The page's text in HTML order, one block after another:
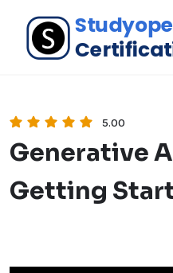
5.00
Generative
Getting